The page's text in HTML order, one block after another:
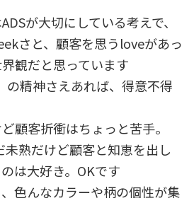
が大切にしている考えで、
さと、顧客を思うloveがあっ
観だと思っています
の精神さえあれば、得意不得
顧客折衝はちょっと苦手。
未熟だけど顧客と知恵を出し
は大好き。OKです
色んなカラーや柄の個性が集